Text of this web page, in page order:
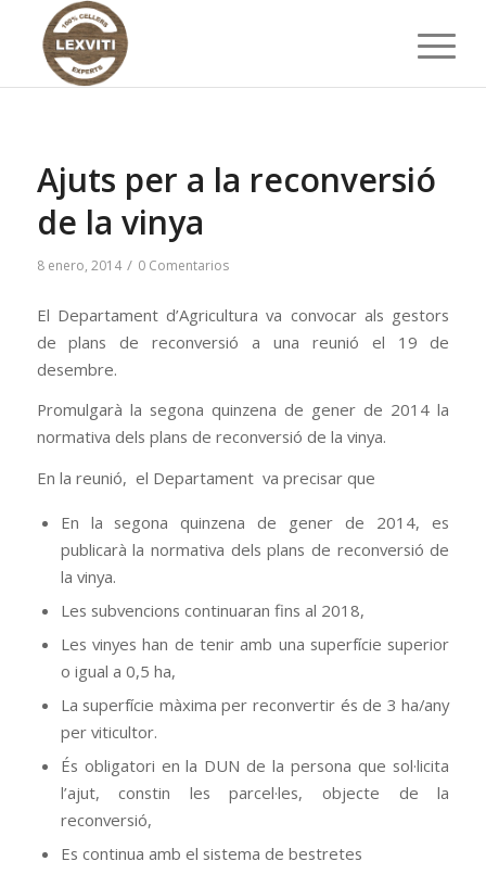
Ajuts per a la reconversió
de la vinya
8 enero, 2014 / 0 Comentarios
El Departament d’Agricultura va convocar als gestors
de plans de reconversió a una reunió el 19 de
desembre.
Promulgarà la segona quinzena de gener de 2014 la
normativa dels plans de reconversió de la vinya.
En la reunió, el Departament va precisar que
En la segona quinzena de gener de 2014, es
publicarà la normativa dels plans de reconversió de
la vinya.
Les subvencions continuaran fins al 2018,
Les vinyes han de tenir amb una superfície superior
o igual a 0,5 ha,
La superfície màxima per reconvertir és de 3 ha/any
per viticultor.
És obligatori en la DUN de la persona que sol·licita
l’ajut, constin les parcel·les, objecte de la
reconversió,
Es continua amb el sistema de bestretes